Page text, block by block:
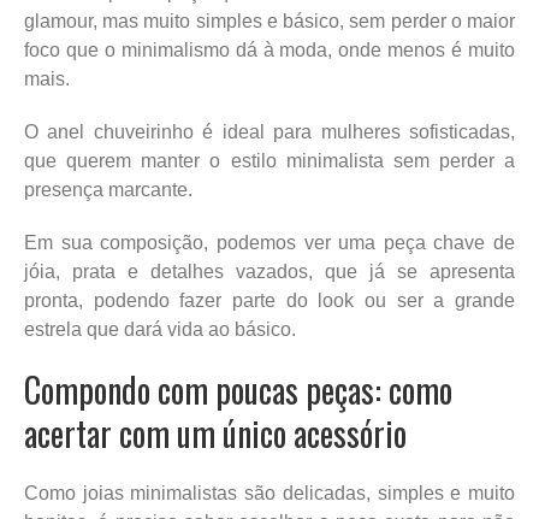
glamour, mas muito simples e básico, sem perder o maior
foco que o minimalismo dá à moda, onde menos é muito
mais.
O anel chuveirinho é ideal para mulheres sofisticadas,
que querem manter o estilo minimalista sem perder a
presença marcante.
Em sua composição, podemos ver uma peça chave de
jóia, prata e detalhes vazados, que já se apresenta
pronta, podendo fazer parte do look ou ser a grande
estrela que dará vida ao básico.
Compondo com poucas peças: como
acertar com um único acessório
Como joias minimalistas são delicadas, simples e muito